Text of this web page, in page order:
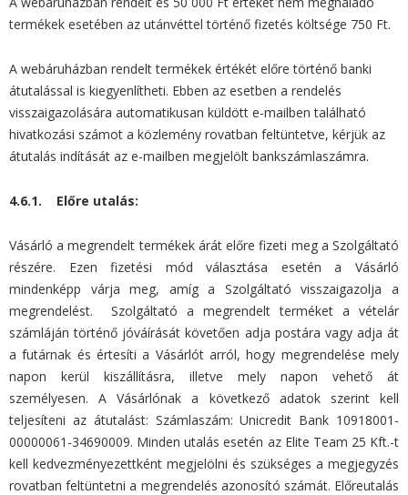
termékek esetében az utánvéttel történő fizetés költsége 750 Ft.
A webáruházban rendelt termékek értékét előre történő banki
átutalással is kiegyenlítheti. Ebben az esetben a rendelés
visszaigazolására automatikusan küldött e-mailben található
hivatkozási számot a közlemény rovatban feltüntetve, kérjük az
átutalás indítását az e-mailben megjelölt bankszámlaszámra.
4.6.1. Előre utalás:
Vásárló a megrendelt termékek árát előre fizeti meg a Szolgáltató
részére. Ezen fizetési mód választása esetén a Vásárló
mindenképp várja meg, amíg a Szolgáltató visszaigazolja a
megrendelést. Szolgáltató a megrendelt terméket a vételár
számláján történő jóváírását követően adja postára vagy adja át
a futárnak és értesíti a Vásárlót arról, hogy megrendelése mely
napon kerül kiszállításra, illetve mely napon vehető át
személyesen. A Vásárlónak a következő adatok szerint kell
teljesíteni az átutalást: Számlaszám: Unicredit Bank 10918001-
00000061-34690009. Minden utalás esetén az Elite Team 25 Kft.-t
kell kedvezményezettként megjelölni és szükséges a megjegyzés
rovatban feltüntetni a megrendelés azonosító számát. Előreutalás